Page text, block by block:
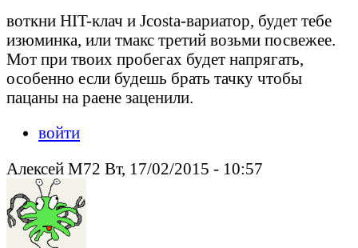
воткни HIT-клач и Jcosta-вариатор, будет тебе
изюминка, или тмакс третий возьми посвежее.
Мот при твоих пробегах будет напрягать,
особенно если будешь брать тачку чтобы
пацаны на раене заценили.
войти
Алексей М72 Вт, 17/02/2015 - 10:57